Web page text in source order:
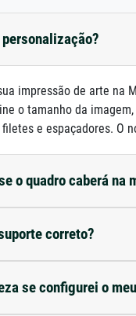
impressão de arte na
o tamanho da
e espaçadores. O
o quadro caberá na
correto?
se configurei o